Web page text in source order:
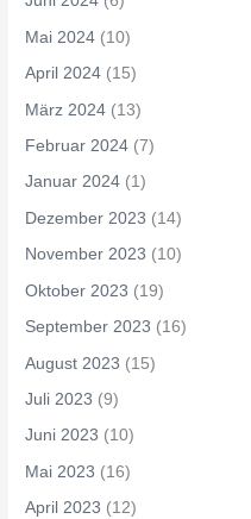
Mai 2024 (10)
April 2024 (15)
März 2024 (13)
Februar 2024 (7)
Januar 2024 (1)
Dezember 2023 (14)
November 2023 (10)
Oktober 2023 (19)
September 2023 (16)
August 2023 (15)
Juli 2023 (9)
Juni 2023 (10)
Mai 2023 (16)
April 2023 (12)